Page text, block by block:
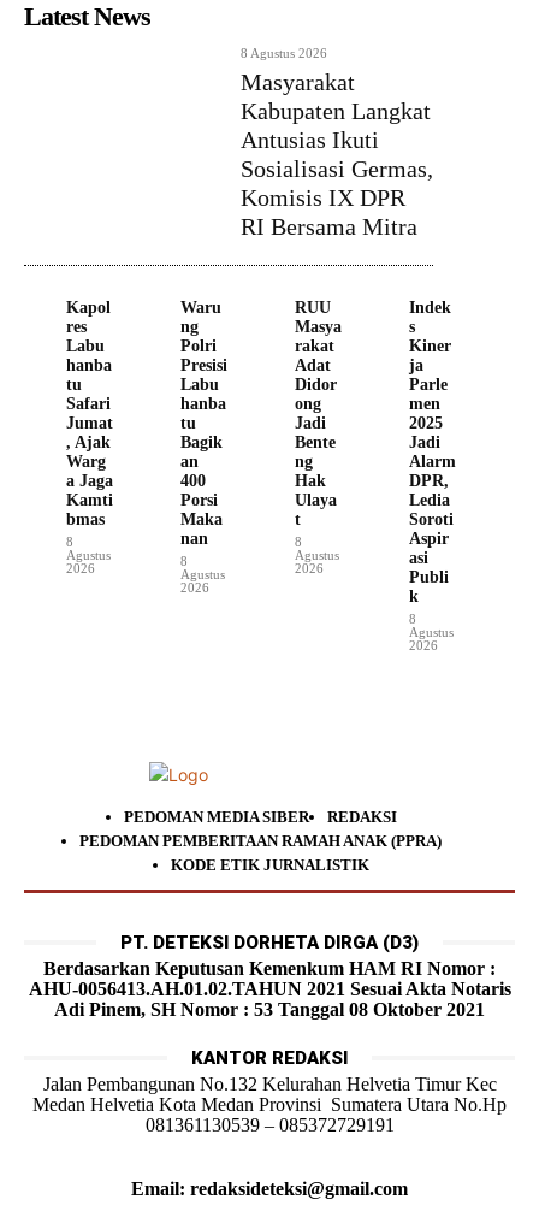
Latest News
8 Agustus 2026
Masyarakat
Kabupaten Langkat
Antusias Ikuti
Sosialisasi Germas,
Komisis IX DPR
RI Bersama Mitra
Kapol
res
Labu
hanba
tu
Safari
Jumat
, Ajak
Warg
a Jaga
Kamti
bmas
8
Agustus
2026
Waru
ng
Polri
Presisi
Labu
hanba
tu
Bagik
an
400
Porsi
Maka
nan
8
Agustus
2026
RUU
Masya
rakat
Adat
Didor
ong
Jadi
Bente
ng
Hak
Ulaya
t
8
Agustus
2026
Indek
s
Kiner
ja
Parle
men
2025
Jadi
Alarm
DPR,
Ledia
Soroti
Aspir
asi
Publi
k
8
Agustus
2026
PEDOMAN MEDIA SIBER
REDAKSI
PEDOMAN PEMBERITAAN RAMAH ANAK (PPRA)
KODE ETIK JURNALISTIK
PT. DETEKSI DORHETA DIRGA (D3)
Berdasarkan Keputusan Kemenkum HAM RI Nomor :
AHU-0056413.AH.01.02.TAHUN 2021 Sesuai Akta Notaris
Adi Pinem, SH Nomor : 53 Tanggal 08 Oktober 2021
KANTOR REDAKSI
Jalan Pembangunan No.132 Kelurahan Helvetia Timur Kec
Medan Helvetia Kota Medan Provinsi Sumatera Utara No.Hp
081361130539 – 085372729191
Email: redaksideteksi@gmail.com